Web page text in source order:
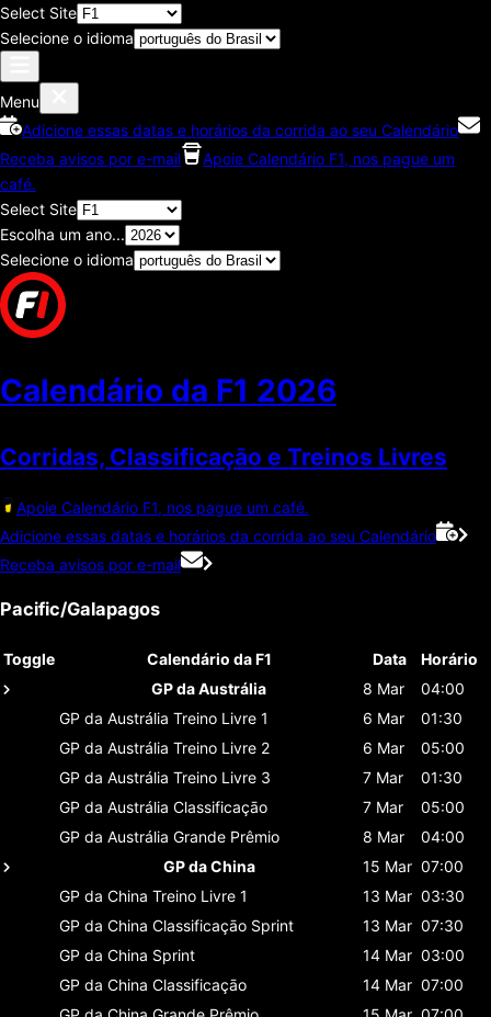
Select Site
Selecione o idioma
Menu
Adicione essas datas e horários da corrida ao seu Calendário
Receba avisos por e-mail
Apoie Calendário F1, nos pague um
café.
Select Site
Escolha um ano...
Selecione o idioma
Calendário da F1 2026
Corridas, Classificaçāo e Treinos Livres
Apoie Calendário F1, nos pague um café.
Adicione essas datas e horários da corrida ao seu Calendário
Receba avisos por e-mail
Pacific/Galapagos
Toggle Calendário da F1 Data
Horário
GP da Austrália
8 Mar
04:00
GP da Austrália Treino Livre 1 6 Mar
01:30
GP da Austrália Treino Livre 2 6 Mar
05:00
GP da Austrália Treino Livre 3 7 Mar
01:30
GP da Austrália Classificaçāo 7 Mar
05:00
GP da Austrália Grande Prêmio 8 Mar
04:00
GP da China
15 Mar 07:00
GP da China Treino Livre 1 13 Mar 03:30
GP da China Classificaçāo Sprint 13 Mar 07:30
GP da China Sprint 14 Mar 03:00
GP da China Classificaçāo 14 Mar 07:00